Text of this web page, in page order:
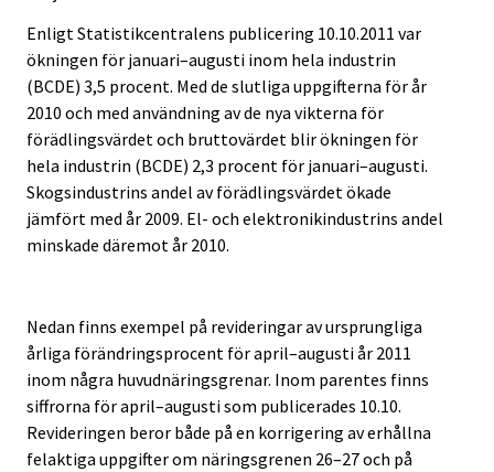
Enligt Statistikcentralens publicering 10.10.2011 var
ökningen för januari–augusti inom hela industrin
(BCDE) 3,5 procent. Med de slutliga uppgifterna för år
2010 och med användning av de nya vikterna för
förädlingsvärdet och bruttovärdet blir ökningen för
hela industrin (BCDE) 2,3 procent för januari–augusti.
Skogsindustrins andel av förädlingsvärdet ökade
jämfört med år 2009. El- och elektronikindustrins andel
minskade däremot år 2010.
Nedan finns exempel på revideringar av ursprungliga
årliga förändringsprocent för april–augusti år 2011
inom några huvudnäringsgrenar. Inom parentes finns
siffrorna för april–augusti som publicerades 10.10.
Revideringen beror både på en korrigering av erhållna
felaktiga uppgifter om näringsgrenen 26–27 och på